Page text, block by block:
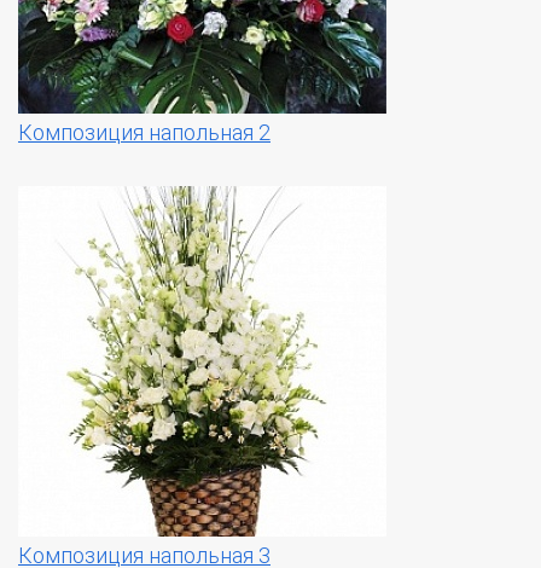
Композиция напольная 2
Композиция напольная 3